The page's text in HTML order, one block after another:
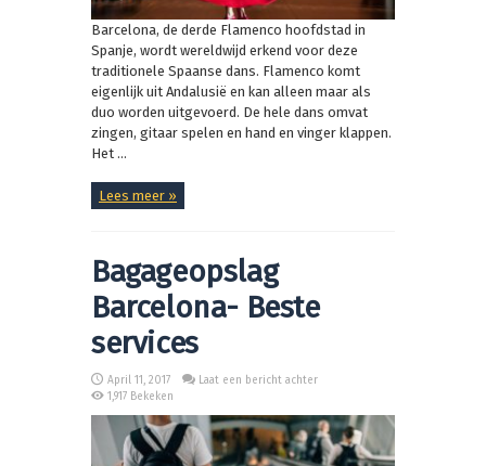
Barcelona, de derde Flamenco hoofdstad in
Spanje, wordt wereldwijd erkend voor deze
traditionele Spaanse dans. Flamenco komt
eigenlijk uit Andalusië en kan alleen maar als
duo worden uitgevoerd. De hele dans omvat
zingen, gitaar spelen en hand en vinger klappen.
Het ...
Lees meer »
Bagageopslag
Barcelona- Beste
services
April 11, 2017
Laat een bericht achter
1,917 Bekeken